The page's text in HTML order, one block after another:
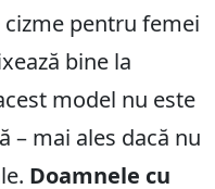
pentru femei
bine la
model nu este
– mai ales dacă nu
Doamnele cu